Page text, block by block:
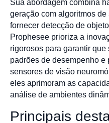
Sua abordagem combina
geração com algoritmos
fornecer detecção de
Prophesee prioriza a
rigorosos para garantir
padrões de desempenho e
sensores de visão
eles aprimoram as
análise de ambientes
Principais